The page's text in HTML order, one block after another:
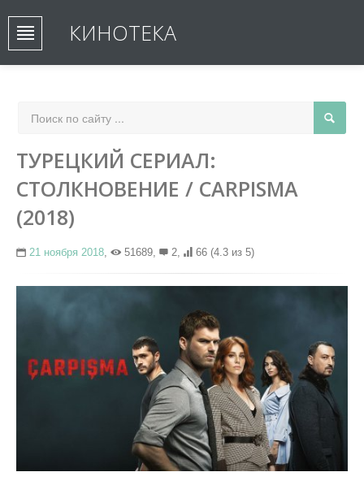
КИНОТЕКА
ТУРЕЦКИЙ СЕРИАЛ:
СТОЛКНОВЕНИЕ / CARPISMA
(2018)
21 ноября 2018, 51689, 2, 66 (4.3 из 5)